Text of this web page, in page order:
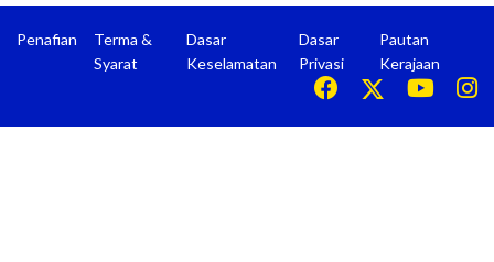
Penafian
Terma &
Syarat
Dasar
Keselamatan
Dasar
Privasi
Pautan
Kerajaan